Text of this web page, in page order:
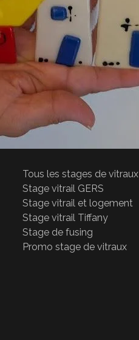
Tous les stages de vitraux
Stage vitrail GERS
Stage vitrail et logement
Stage vitrail Tiffany
Stage de fusing
Promo stage de vitraux